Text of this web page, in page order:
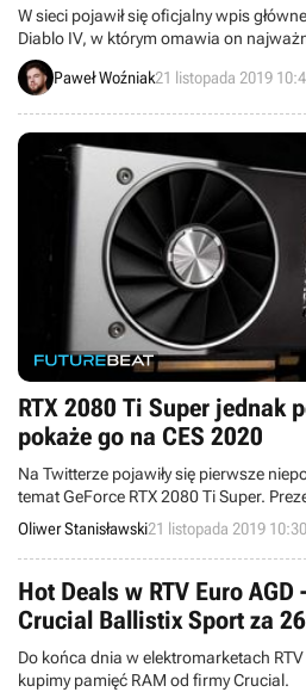
W sieci pojawił się oficjalny wpis
Diablo IV, w którym omawia on
grą. Dowiedzieliśmy się, że zmian
system awansu bohaterów nie został
Paweł Woźniak21 listopada 2019
RTX 2080 Ti Super jednak
pokaże go na CES 2020
Na Twitterze pojawiły się pierwsze
temat GeForce RTX 2080 Ti Super.
graficznej z potężnym wnętrzem może
przyszłego roku.
Oliwer Stanisławski21 listopada 2019 10:30
Hot Deals w RTV Euro
Crucial Ballistix Sport za
Do końca dnia w elektromarketach
kupimy pamięć RAM od firmy Crucial.